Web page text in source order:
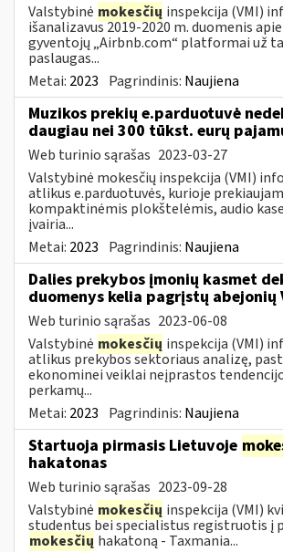
Valstybinė mokesčių inspekcija (VMI)
išanalizavus 2019-2020 m. duomenis
gyventojų „Airbnb.com“ platformai už
paslaugas...
Metai: 2023 Pagrindinis: Naujiena
Muzikos prekių e.parduotuvė
daugiau nei 300 tūkst. eurų
Web turinio sąrašas 2023-03-27
Valstybinė mokesčių inspekcija (VMI)
atlikus e.parduotuvės, kurioje
kompaktinėmis plokštelėmis, audio
įvairia...
Metai: 2023 Pagrindinis: Naujiena
Dalies prekybos įmonių kasmet
duomenys kelia pagrįstų abejonių
Web turinio sąrašas 2023-06-08
Valstybinė mokesčių inspekcija (VMI)
atlikus prekybos sektoriaus analizę,
ekonominei veiklai neįprastos
perkamų...
Metai: 2023 Pagrindinis: Naujiena
Startuoja pirmasis Lietuvoje
hakatonas
Web turinio sąrašas 2023-09-28
Valstybinė mokesčių inspekcija (VMI)
studentus bei specialistus registruotis į
mokesčių hakatoną - Taxmania...